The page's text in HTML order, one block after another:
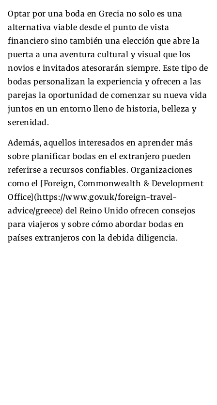
Optar por una boda en Grecia no solo es una
alternativa viable desde el punto de vista
financiero sino también una elección que abre la
puerta a una aventura cultural y visual que los
novios e invitados atesorarán siempre. Este tipo de
bodas personalizan la experiencia y ofrecen a las
parejas la oportunidad de comenzar su nueva vida
juntos en un entorno lleno de historia, belleza y
serenidad.
Además, aquellos interesados en aprender más
sobre planificar bodas en el extranjero pueden
referirse a recursos confiables. Organizaciones
como el [Foreign, Commonwealth & Development
Office](https://www.gov.uk/foreign-travel-
advice/greece) del Reino Unido ofrecen consejos
para viajeros y sobre cómo abordar bodas en
países extranjeros con la debida diligencia.